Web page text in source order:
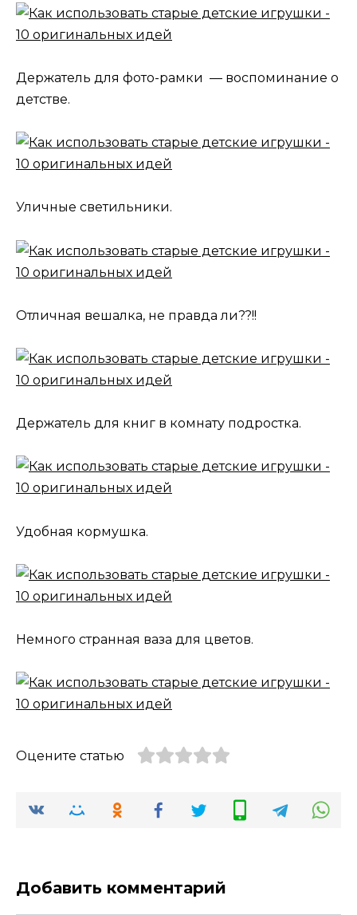
Держатель для фото-рамки — воспоминание о
детстве.
Уличные светильники.
Отличная вешалка, не правда ли??!!
Держатель для книг в комнату подростка.
Удобная кормушка.
Немного странная ваза для цветов.
Оцените статью
Добавить комментарий